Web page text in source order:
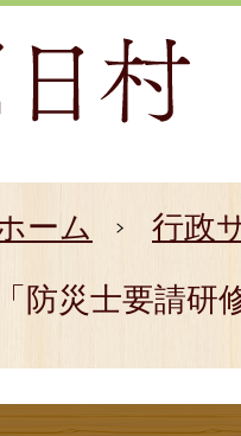
ーム
行政
「防災士要請